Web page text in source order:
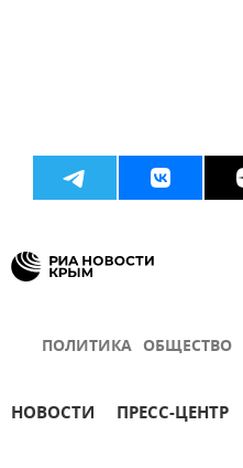
ПОЛИТИКА ОБЩЕСТВО
НОВОСТИ ПРЕСС-ЦЕНТР